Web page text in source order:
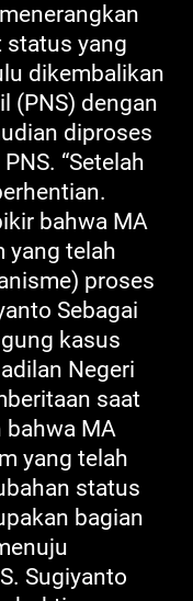
status yang
dikembalikan
(PNS) dengan
diproses
“Setelah
bahwa MA
yang telah
proses
Sebagai
kasus
Negeri
saat
bahwa MA
yang telah
status
bagian
Sugiyanto